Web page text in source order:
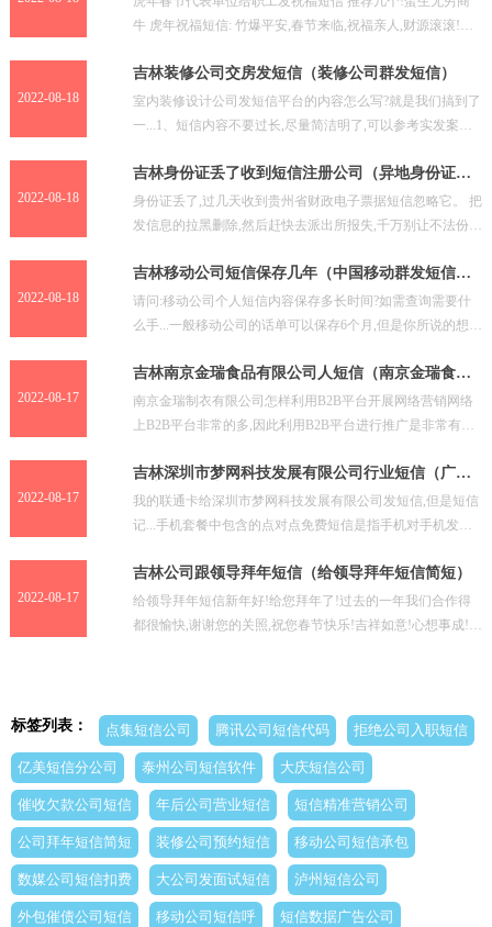
牛 虎年祝福短信: 竹爆平安,春节来临,祝福亲人,财源滚滚!祝
2022-08-18
吉林装修公司交房发短信（装修公司群发短信）
室内装修设计公司发短信平台的内容怎么写?就是我们搞到了
一...1、短信内容不要过长,尽量简洁明了,可以参考实发案例
2022-08-18
吉林身份证丢了收到短信注册公司（异地身份证丢
身份证丢了,过几天收到贵州省财政电子票据短信忽略它。 把
发信息的拉黑删除,然后赶快去派出所报失,千万别让不法份子
2022-08-18
吉林移动公司短信保存几年（中国移动群发短信平
请问:移动公司个人短信内容保存多长时间?如需查询需要什
么手...一般移动公司的话单可以保存6个月,但是你所说的想要
2022-08-17
吉林南京金瑞食品有限公司人短信（南京金瑞食品
南京金瑞制衣有限公司怎样利用B2B平台开展网络营销网络
上B2B平台非常的多,因此利用B2B平台进行推广是非常有效
2022-08-17
吉林深圳市梦网科技发展有限公司行业短信（广州
我的联通卡给深圳市梦网科技发展有限公司发短信,但是短信
记...手机套餐中包含的点对点免费短信是指手机对手机发送
2022-08-17
吉林公司跟领导拜年短信（给领导拜年短信简短）
给领导拜年短信新年好!给您拜年了!过去的一年我们合作得
都很愉快,谢谢您的关照,祝您春节快乐!吉祥如意!心想事成!又
标签列表： 点集短信公司 腾讯公司短信代码 拒绝公司入职短信
亿美短信分公司 泰州公司短信软件 大庆短信公司
催收欠款公司短信 年后公司营业短信 短信精准营销公司
公司拜年短信简短 装修公司预约短信 移动公司短信承包
数媒公司短信扣费 大公司发面试短信 泸州短信公司
外包催债公司短信 移动公司短信呼 短信数据广告公司